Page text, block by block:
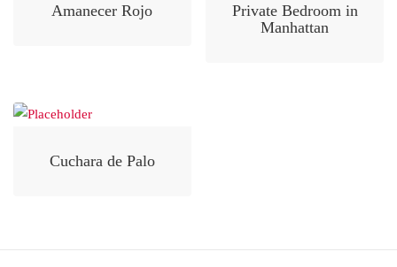
Amanecer Rojo
Private Bedroom in
Manhattan
Cuchara de Palo